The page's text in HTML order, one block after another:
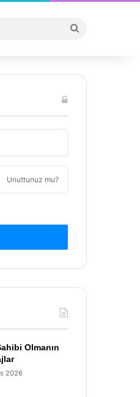
...
Unuttunuz mu?
Olmanın
2026